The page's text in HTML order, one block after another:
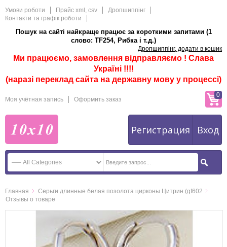
Умови роботи Прайс xml, csv
Дропшиппінг
Контакти та графік роботи
Пошук на сайті найкраще працює за короткими запитами (1
слово: TF254, Рибка і т.д.)
Дропшиппінг, додати в кошик
Ми працюємо, замовлення відправляємо ! Слава
Україні !!!!
(наразі переклад сайта на державну мову у процессі)
Моя учётная запись Оформить заказ
Регистрация Вход
0
Главная
Серьги длинные белая позолота цирконы Цитрин (gf602
Отзывы о товаре